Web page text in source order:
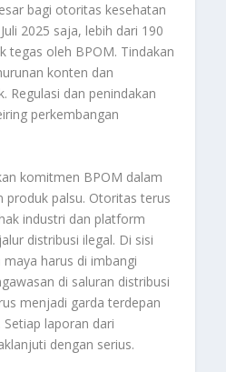
bagi otoritas kesehatan
2025 saja, lebih dari 190
tegas oleh BPOM. Tindakan
konten dan
Regulasi dan penindakan
perkembangan
komitmen BPOM dalam
produk palsu. Otoritas terus
industri dan platform
distribusi ilegal. Di sisi
harus di imbangi
di saluran distribusi
menjadi garda terdepan
laporan dari
dengan serius.